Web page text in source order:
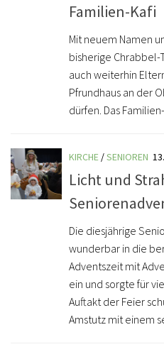
Familien-Kafi
Mit neuem Namen
bisherige Chrabbel-
auch weiterhin
Pfrundhaus an der
dürfen. Das
KIRCHE /SENIOREN
Licht und
Die diesjährige
wunderbar in die
Adventszeit mit
ein und sorgte für
Auftakt der Feier
Amstutz mit einem